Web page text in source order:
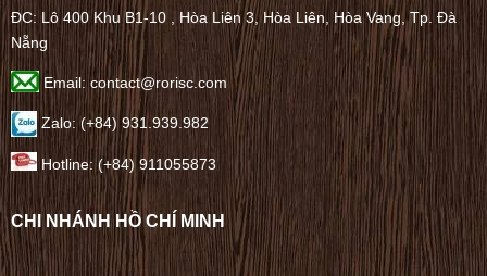
ĐC: Lô 400 Khu B1-10 , Hòa Liên 3, Hòa Liên, Hòa Vang, Tp. Đà
Nẵng
Email: contact@rorisc.com
Zalo: (+84) 931.939.982
Hotline: (+84) 911055873
CHI NHÁNH HỒ CHÍ MINH